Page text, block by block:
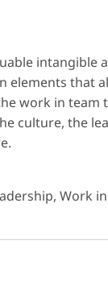
elements that
work in
culture, the
Work